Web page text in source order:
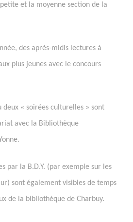
et la moyenne section de la
des après-midis lectures à
plus jeunes avec le concours
deux « soirées culturelles » sont
avec la Bibliothèque
par la B.D.Y. (par exemple sur les
sont également visibles de temps
de la bibliothèque de Charbuy.